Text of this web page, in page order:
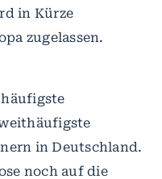
in Kürze
zugelassen.
in Deutschland.
noch auf die